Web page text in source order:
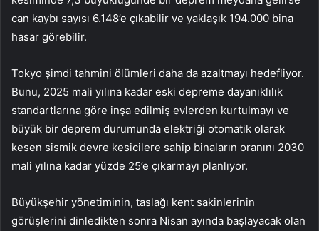
can kaybı sayısı 6.148’e çıkabilir ve yaklaşık 194.000 bina
hasar görebilir.
Tokyo şimdi tahmini ölümleri daha da azaltmayı hedefliyor.
Bunu, 2025 mali yılına kadar eski depreme dayanıklılık
standartlarına göre inşa edilmiş evlerden kurtulmayı ve
büyük bir deprem durumunda elektriği otomatik olarak
kesen sismik devre kesicilere sahip binaların oranını 2030
mali yılına kadar yüzde 25’e çıkarmayı planlıyor.
Büyükşehir yönetiminin, taslağı kent sakinlerinin
görüşlerini dinledikten sonra Nisan ayında başlayacak olan